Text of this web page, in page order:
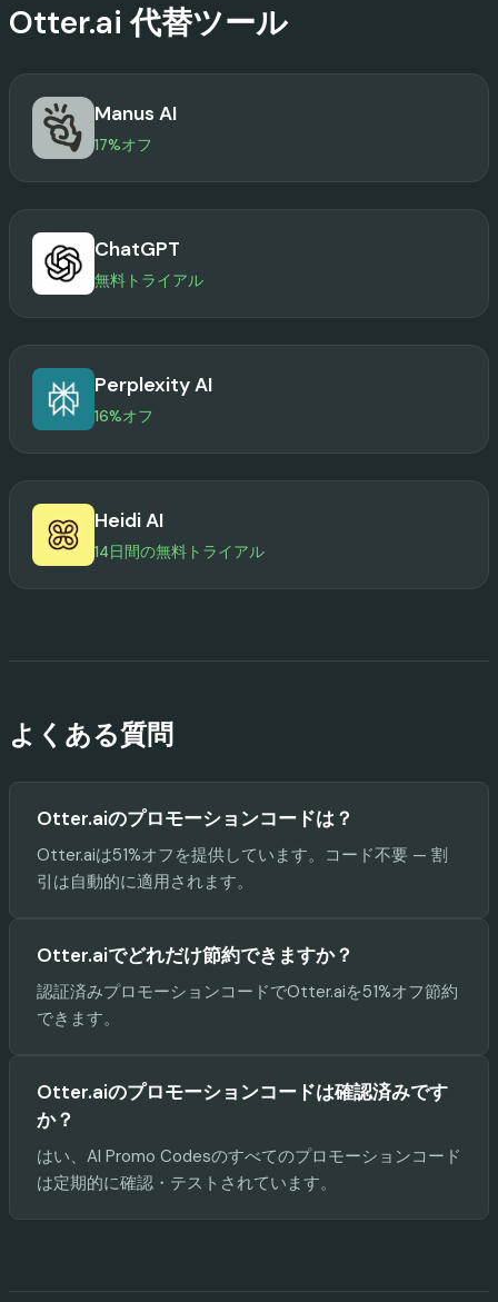
Otter.ai 代替ツール
Manus AI
17%オフ
ChatGPT
無料トライアル
Perplexity AI
16%オフ
Heidi AI
14日間の無料トライアル
よくある質問
Otter.aiのプロモーションコードは？
Otter.aiは51%オフを提供しています。コード不要 — 割
引は自動的に適用されます。
Otter.aiでどれだけ節約できますか？
認証済みプロモーションコードでOtter.aiを51%オフ節約
できます。
Otter.aiのプロモーションコードは確認済みです
か？
はい、AI Promo Codesのすべてのプロモーションコード
は定期的に確認・テストされています。